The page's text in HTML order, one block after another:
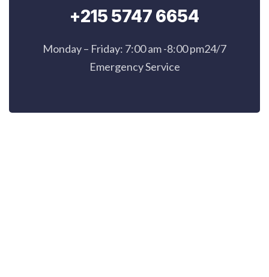
+215 5747 6654
Monday – Friday: 7:00 am -8:00 pm24/7
Emergency Service